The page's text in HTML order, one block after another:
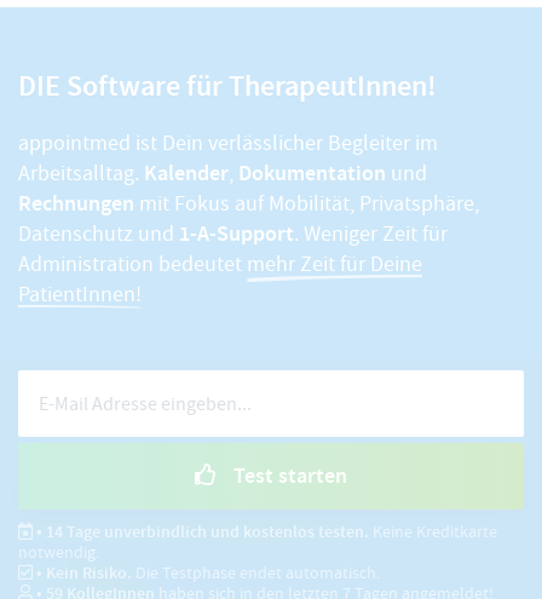
DIE Software für TherapeutInnen!
appointmed ist Dein verlässlicher Begleiter im
Arbeitsalltag. Kalender, Dokumentation und
Rechnungen mit Fokus auf Mobilität, Privatsphäre,
Datenschutz und 1-A-Support. Weniger Zeit für
Administration bedeutet mehr Zeit für Deine
PatientInnen!
Test starten
• 14 Tage unverbindlich und kostenlos testen. Keine Kreditkarte
notwendig.
• Kein Risiko. Die Testphase endet automatisch.
• 59 KollegInnen haben sich in den letzten 7 Tagen angemeldet!